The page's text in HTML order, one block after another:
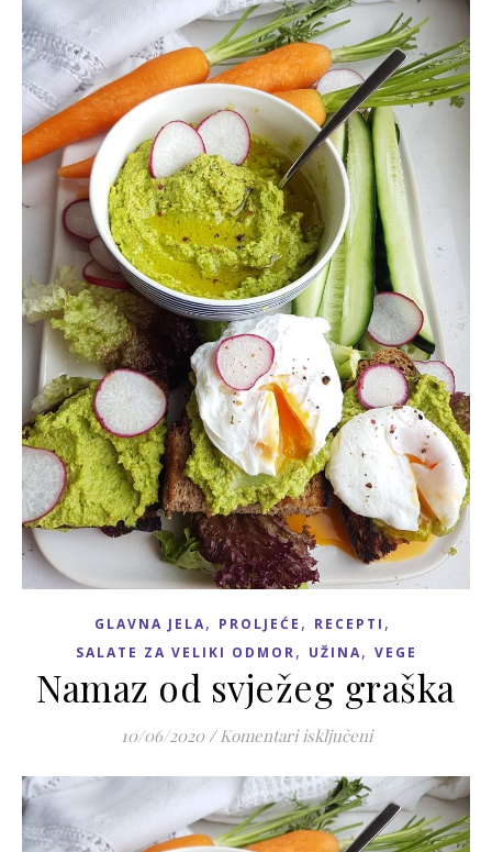
GLAVNA JELA, PROLJEĆE , RECEPTI ,
SALATE ZA VELIKI ODMOR, UŽINA, VEGE
Namaz od svježeg graška
10/06/2020 / Komentari isključeniza Namaz od